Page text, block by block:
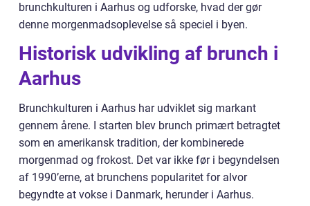
brunchkulturen i Aarhus og udforske, hvad der gør
denne morgenmadsoplevelse så speciel i byen.
Historisk udvikling af brunch i
Aarhus
Brunchkulturen i Aarhus har udviklet sig markant
gennem årene. I starten blev brunch primært betragtet
som en amerikansk tradition, der kombinerede
morgenmad og frokost. Det var ikke før i begyndelsen
af 1990’erne, at brunchens popularitet for alvor
begyndte at vokse i Danmark, herunder i Aarhus.